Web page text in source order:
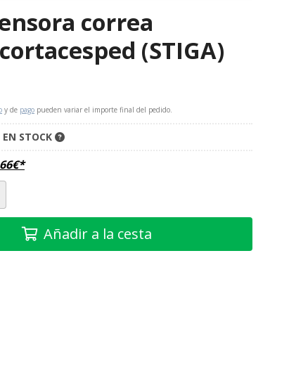
correa
(STIGA)
y de pago pueden variar el importe final del pedido.
EN STOCK
€*
Añadir a la cesta